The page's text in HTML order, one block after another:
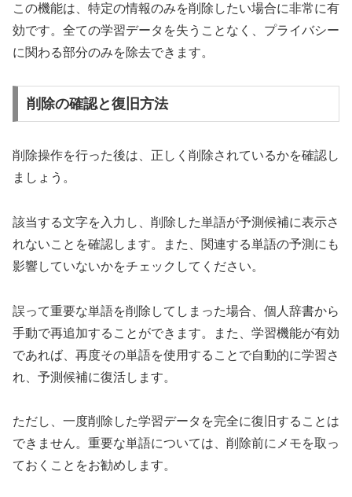
この機能は、特定の情報のみを削除したい場合に非常に有
効です。全ての学習データを失うことなく、プライバシー
に関わる部分のみを除去できます。
削除の確認と復旧方法
削除操作を行った後は、正しく削除されているかを確認し
ましょう。
該当する文字を入力し、削除した単語が予測候補に表示さ
れないことを確認します。また、関連する単語の予測にも
影響していないかをチェックしてください。
誤って重要な単語を削除してしまった場合、個人辞書から
手動で再追加することができます。また、学習機能が有効
であれば、再度その単語を使用することで自動的に学習さ
れ、予測候補に復活します。
ただし、一度削除した学習データを完全に復旧することは
できません。重要な単語については、削除前にメモを取っ
ておくことをお勧めします。